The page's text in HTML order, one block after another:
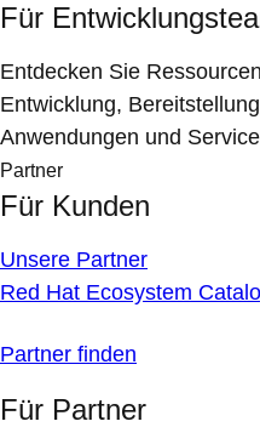
Für
Entdecken Sie
Entwicklung,
Anwendungen und
Partner
Für Kunden
Unsere Partner
Red Hat Ecosystem
Partner finden
Für Partner